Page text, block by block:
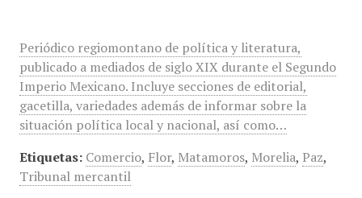
Periódico regiomontano de política y literatura,
publicado a mediados de siglo XIX durante el Segundo
Imperio Mexicano. Incluye secciones de editorial,
gacetilla, variedades además de informar sobre la
situación política local y nacional, así como…
Etiquetas: Comercio, Flor, Matamoros, Morelia, Paz,
Tribunal mercantil